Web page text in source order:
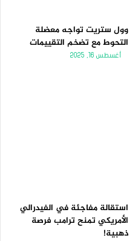
وول ستريت تواجه معضلة
التحوط مع تضخم التقييمات
أغسطس 16, 2025
استقالة مفاجئة في الفيدرالي
الأمريكي تمنح ترامب فرصة
ذهبية!